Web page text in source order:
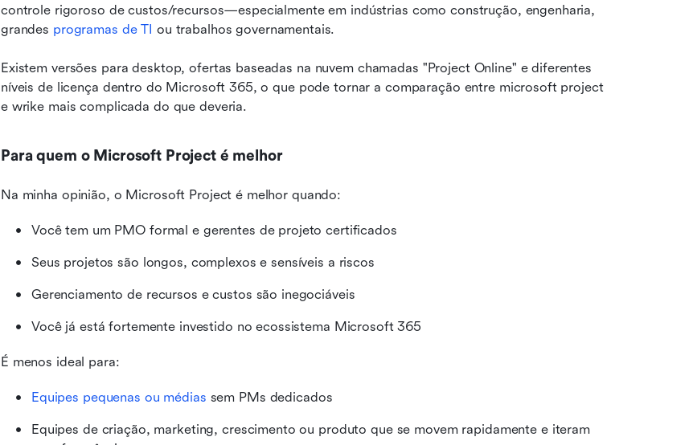
controle rigoroso de custos/recursos—especialmente em indústrias como construção, engenharia,
grandes programas de TI ou trabalhos governamentais.
Existem versões para desktop, ofertas baseadas na nuvem chamadas "Project Online" e diferentes
níveis de licença dentro do Microsoft 365, o que pode tornar a comparação entre microsoft project
e wrike mais complicada do que deveria.
Para quem o Microsoft Project é melhor
Na minha opinião, o Microsoft Project é melhor quando:
Você tem um PMO formal e gerentes de projeto certificados
Seus projetos são longos, complexos e sensíveis a riscos
Gerenciamento de recursos e custos são inegociáveis
Você já está fortemente investido no ecossistema Microsoft 365
É menos ideal para:
Equipes pequenas ou médias sem PMs dedicados
Equipes de criação, marketing, crescimento ou produto que se movem rapidamente e iteram